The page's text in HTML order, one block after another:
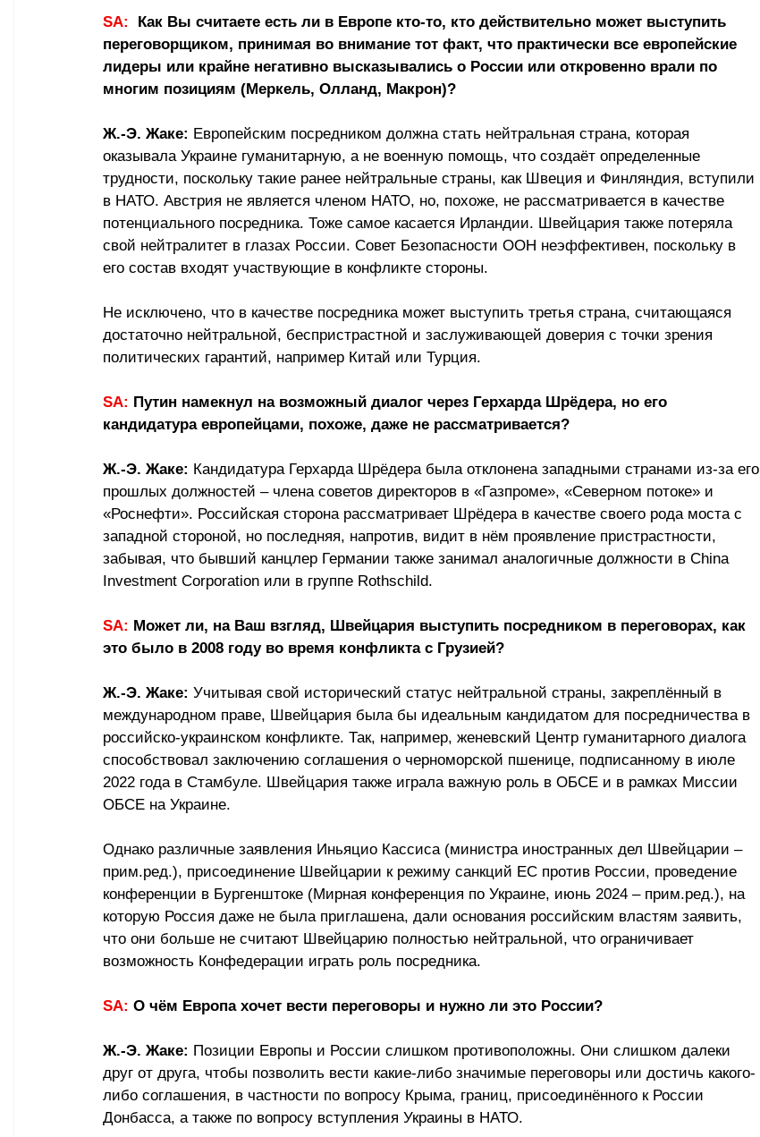
SA:
Как Вы считаете есть ли в Европе кто-то, кто действительно может выступить
переговорщиком, принимая во внимание тот факт, что практически все европейские
лидеры или крайне негативно высказывались о России или откровенно врали по
многим позициям (Меркель, Олланд, Макрон)?
Ж.-Э. Жаке: Европейским посредником должна стать нейтральная страна, которая
оказывала Украине гуманитарную, а не военную помощь, что создаёт определенные
трудности, поскольку такие ранее нейтральные страны, как Швеция и Финляндия, вступили
в НАТО. Австрия не является членом НАТО, но, похоже, не рассматривается в качестве
потенциального посредника. Тоже самое касается Ирландии. Швейцария также потеряла
свой нейтралитет в глазах России. Совет Безопасности ООН неэффективен, поскольку в
его состав входят участвующие в конфликте стороны.
Не исключено, что в качестве посредника может выступить третья страна, считающаяся
достаточно нейтральной, беспристрастной и заслуживающей доверия с точки зрения
политических гарантий, например Китай или Турция.
SA: Путин намекнул на возможный диалог через Герхарда Шрёдера, но его
кандидатура европейцами, похоже, даже не рассматривается?
Ж.-Э. Жаке: Кандидатура Герхарда Шрёдера была отклонена западными странами из-за его
прошлых должностей – члена советов директоров в «Газпроме», «Северном потоке» и
«Роснефти». Российская сторона рассматривает Шрёдера в качестве своего рода моста с
западной стороной, но последняя, напротив, видит в нём проявление пристрастности,
забывая, что бывший канцлер Германии также занимал аналогичные должности в China
Investment Corporation или в группе Rothschild.
SA: Может ли, на Ваш взгляд, Швейцария выступить посредником в переговорах, как
это было в 2008 году во время конфликта с Грузией?
Ж.-Э. Жаке: Учитывая свой исторический статус нейтральной страны, закреплённый в
международном праве, Швейцария была бы идеальным кандидатом для посредничества в
российско-украинском конфликте. Так, например, женевский Центр гуманитарного диалога
способствовал заключению соглашения о черноморской пшенице, подписанному в июле
2022 года в Стамбуле. Швейцария также играла важную роль в ОБСЕ и в рамках Миссии
ОБСЕ на Украине.
Однако различные заявления Иньяцио Кассиса (министра иностранных дел Швейцарии –
прим.ред.), присоединение Швейцарии к режиму санкций ЕС против России, проведение
конференции в Бургенштоке (Мирная конференция по Украине, июнь 2024 – прим.ред.), на
которую Россия даже не была приглашена, дали основания российским властям заявить,
что они больше не считают Швейцарию полностью нейтральной, что ограничивает
возможность Конфедерации играть роль посредника.
SA: О чём Европа хочет вести переговоры и нужно ли это России?
Ж.-Э. Жаке: Позиции Европы и России слишком противоположны. Они слишком далеки
друг от друга, чтобы позволить вести какие-либо значимые переговоры или достичь какого-
либо соглашения, в частности по вопросу Крыма, границ, присоединённого к России
Донбасса, а также по вопросу вступления Украины в НАТО.